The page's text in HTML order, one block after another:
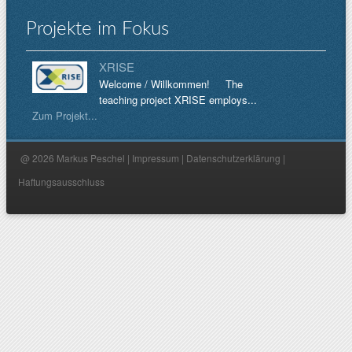
Projekte im Fokus
XRISE
Welcome / Willkommen! The
teaching project XRISE employs...
Zum Projekt...
@ 2026 Markus Peschel | Impressum | Datenschutzerklärung |
Haftungsausschluss